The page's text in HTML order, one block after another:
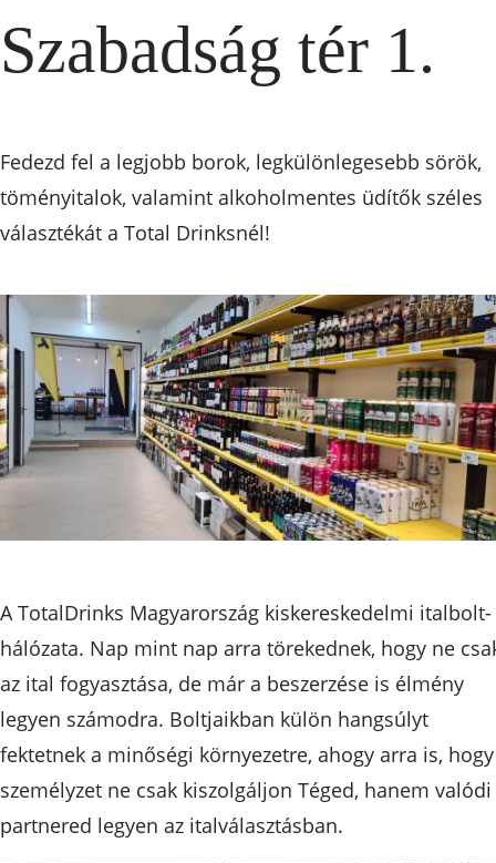
Szabadság tér 1.
Fedezd fel a legjobb borok, legkülönlegesebb sörök,
töményitalok, valamint alkoholmentes üdítők széles
választékát a Total Drinksnél!
A TotalDrinks Magyarország kiskereskedelmi italbolt-
hálózata. Nap mint nap arra törekednek, hogy ne
az ital fogyasztása, de már a beszerzése is élmény
legyen számodra. Boltjaikban külön hangsúlyt
fektetnek a minőségi környezetre, ahogy arra is,
személyzet ne csak kiszolgáljon Téged, hanem valódi
partnered legyen az italválasztásban.